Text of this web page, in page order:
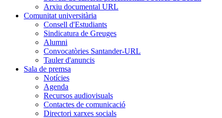
Arxiu documental URL
Comunitat universitària
Consell d'Estudiants
Sindicatura de Greuges
Alumni
Convocatòries Santander-URL
Tauler d'anuncis
Sala de premsa
Notícies
Agenda
Recursos audiovisuals
Contactes de comunicació
Directori xarxes socials